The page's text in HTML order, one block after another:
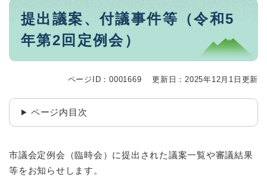
本
提出議案、付議事件等（令和5
年第2回定例会）
ページID：0001669 更新日：2025年12月1日更新
ページ内目次
市議会定例会（臨時会）に提出された議案一覧や審議結果
等をお知らせします。